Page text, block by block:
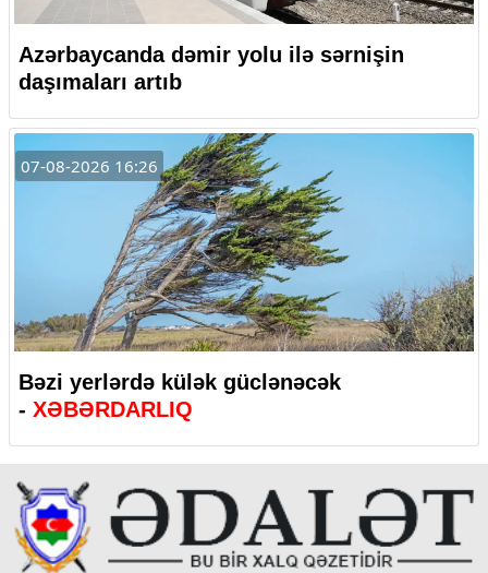
Azərbaycanda dəmir yolu ilə sərnişin
daşımaları artıb
07-08-2026 16:26
Bəzi yerlərdə külək güclənəcək
- XƏBƏRDARLIQ